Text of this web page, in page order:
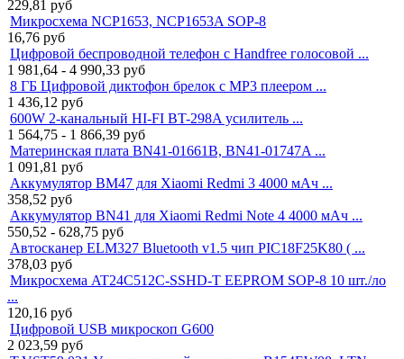
229,81 руб
Микросхема NCP1653, NCP1653A SOP-8
16,76 руб
Цифровой беспроводной телефон с Handfree голосовой ...
1 981,64 - 4 990,33 руб
8 ГБ Цифровой диктофон брелок с MP3 плеером ...
1 436,12 руб
600W 2-канальный HI-FI BT-298A усилитель ...
1 564,75 - 1 866,39 руб
Материнская плата BN41-01661B, BN41-01747A ...
1 091,81 руб
Аккумулятор BM47 для Xiaomi Redmi 3 4000 мАч ...
358,52 руб
Аккумулятор BN41 для Xiaomi Redmi Note 4 4000 мАч ...
550,52 - 628,75 руб
Автосканер ELM327 Bluetooth v1.5 чип PIC18F25K80 ( ...
378,03 руб
Микросхема AT24C512C-SSHD-T EEPROM SOP-8 10 шт./ло
...
120,16 руб
Цифровой USB микроскоп G600
2 023,59 руб